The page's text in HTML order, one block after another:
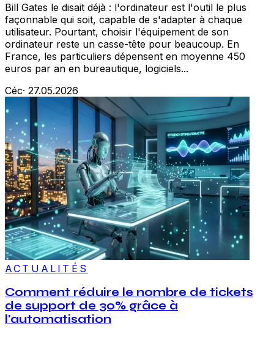
Bill Gates le disait déjà : l'ordinateur est l'outil le plus
façonnable qui soit, capable de s'adapter à chaque
utilisateur. Pourtant, choisir l'équipement de son
ordinateur reste un casse-tête pour beaucoup. En
France, les particuliers dépensent en moyenne 450
euros par an en bureautique, logiciels...
Céc· 27.05.2026
ACTUALITÉS
Comment réduire le nombre de tickets
de support de 30% grâce à
l'automatisation